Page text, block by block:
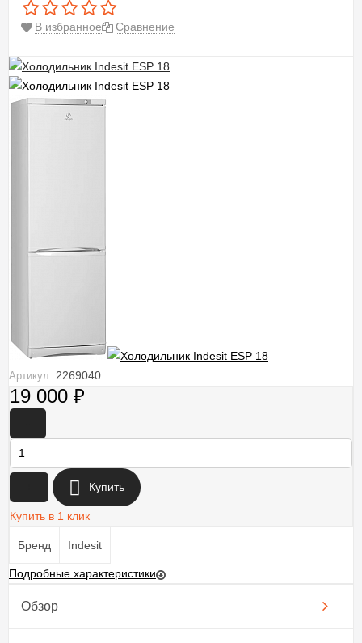
В избранное Сравнение
Артикул: 2269040
19 000 ₽
Купить
Купить в 1 клик
Бренд Indesit
Подробные характеристики
Обзор